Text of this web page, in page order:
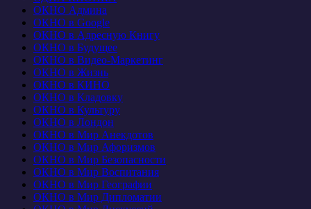
ОКНО Админа
ОКНО в Google
ОКНО в Адресную Книгу
ОКНО в Будущее
ОКНО в Видео-Маркетинг
ОКНО в Жизнь
ОКНО в КИНО
ОКНО в Кладовку
ОКНО в Культуру
ОКНО в Лондон
ОКНО в Мир Анекдотов
ОКНО в Мир Афоризмов
ОКНО в Мир Безопасности
ОКНО в Мир Воспитания
ОКНО в Мир Географии
ОКНО в Мир Дипломатии